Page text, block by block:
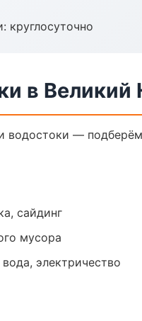
круглосуточно
в Великий
—
сайдинг
мусора
электричество